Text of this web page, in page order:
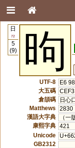
日
72
5
(9)
昫
UTF-8
E6
大五碼 CEF3
倉頡碼
日心
Matthews
2830
漢語大字典
（
康熙字典 421
Unicode
GB2312